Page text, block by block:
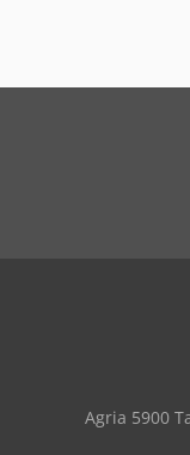
Agria 5900